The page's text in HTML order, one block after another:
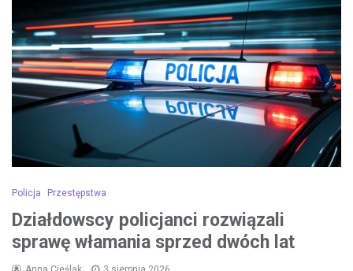
Policja Przestępstwa
Działdowscy policjanci rozwiązali
sprawę włamania sprzed dwóch lat